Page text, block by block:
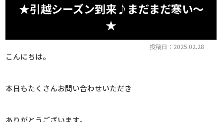
★引越シーズン到来♪まだまだ寒い～
★
投稿日：2025.02.28
こんにちは。
本日もたくさんお問い合わせいただき